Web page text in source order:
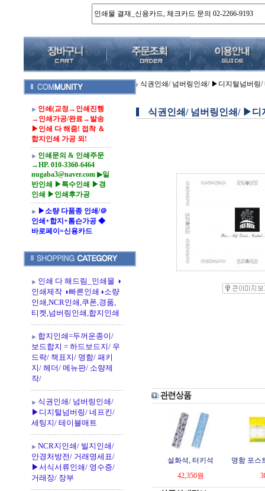
인쇄(교정→인쇄진행
→인쇄가공/완료→발송
▶인쇄 다 해줌! 접착 ＆
합지인쇄 가공 외!
인쇄문의 & 인쇄주문
→HP. 010-3360-6464
nugaba3@naver.com ▶일
반인쇄 ▶특수인쇄 ▶경
인쇄 ▶인쇄후가공
▶소량 다품종 인쇄/＠
인쇄+합지+톰슨가공 ◆
바로페이=신용카드
인쇄 다 해드림_인쇄물 ◑
인쇄제작 ◑빠른인쇄◑소량
인쇄,NCR인쇄,쿠폰,경품,
티켓,넘버링인쇄,합지인쇄
합지인쇄=두꺼운종이/
보드합지 = 하드보드지/ 우
드락/ 책표지/ 명함/ 패키
지/ 헤더/ 메뉴판/ 소량제
작/
식권인쇄/ 넘버링인쇄/
▶디지털넘버링/ 네프킨/
세팅지/ 테이블매트
NCR지인쇄/ 빌지인쇄/
안경처방전/ 거래명세표/
▶서식서류인쇄/ 영수증/
거래장/ 장부
식권인쇄/ 넘버링인쇄/ ▶디지털넘버링/
식권인쇄/ 넘버링인쇄/ ▶디
설화석, 터키석
명함 포스
42,350원